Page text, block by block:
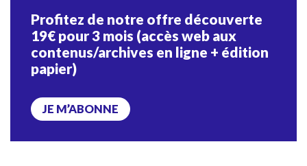
Profitez de notre offre découverte
19€ pour 3 mois (accès web aux
contenus/archives en ligne + édition
papier)
JE M’ABONNE